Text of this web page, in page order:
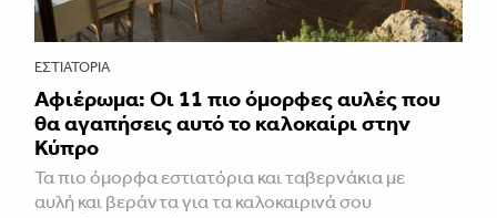
ΕΣΤΙΑΤΌΡΙΑ
Αφιέρωμα: Οι 11 πιο όμορφες αυλές που
θα αγαπήσεις αυτό το καλοκαίρι στην
Κύπρο
Τα πιο όμορφα εστιατόρια και ταβερνάκια με
αυλή και βεράντα για τα καλοκαιρινά σου